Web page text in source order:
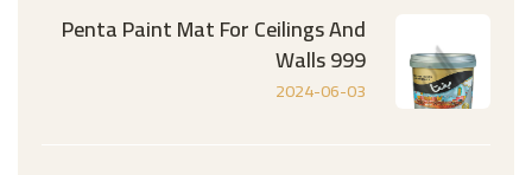
Penta Paint Mat For Ceilings And
Walls 999
2024-06-03